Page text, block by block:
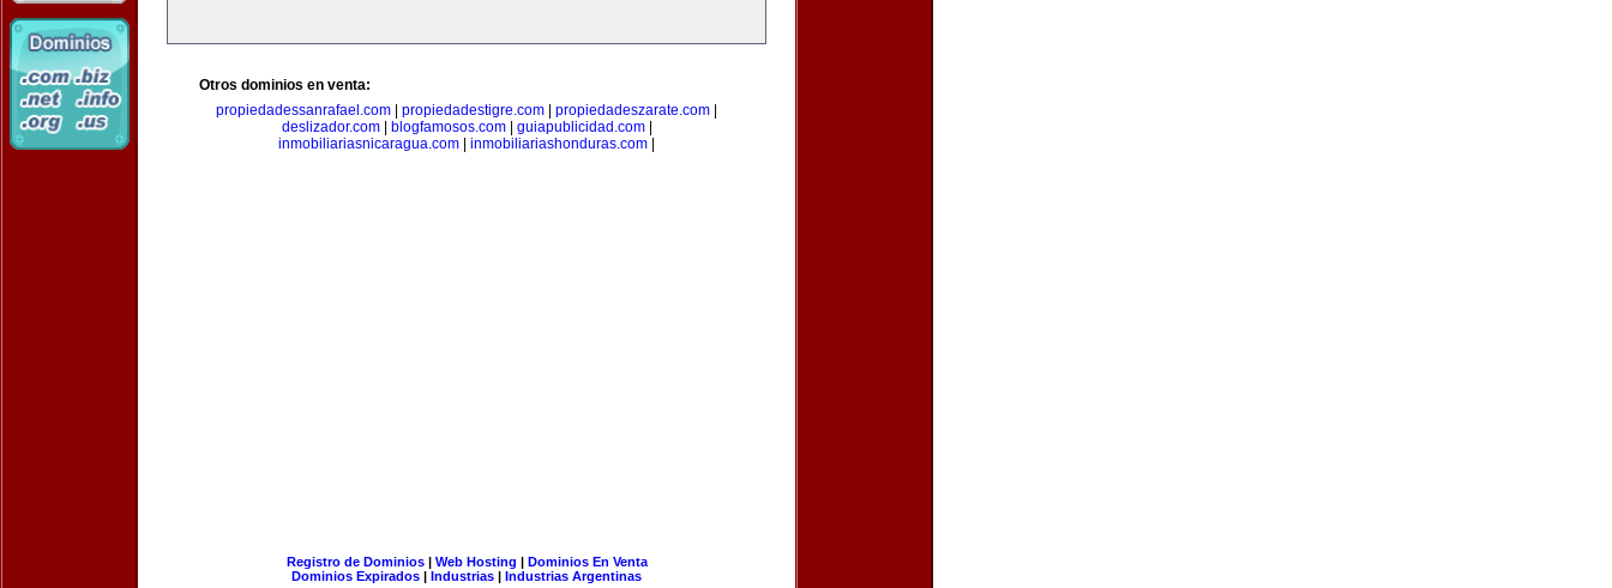
Otros dominios en venta:
propiedadessanrafael.com
propiedadestigre.com propiedadeszarate.com
deslizador.com| blogfamosos.com| guiapublicidad.com|
inmobiliariasnicaragua.com
inmobiliariashonduras.com
Registro de Dominios| Web Hosting | Dominios En Venta
Dominios Expirados | Industrias | Industrias Argentinas